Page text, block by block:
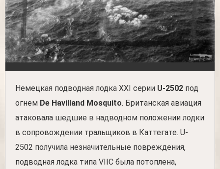
Немецкая подводная лодка XXI серии U-2502 под
огнем De Havilland Mosquito. Британская авиация
атаковала шедшие в надводном положении лодки
в сопровождении тральщиков в Каттегате. U-
2502 получила незначительные повреждения,
подводная лодка типа VIIC была потоплена,